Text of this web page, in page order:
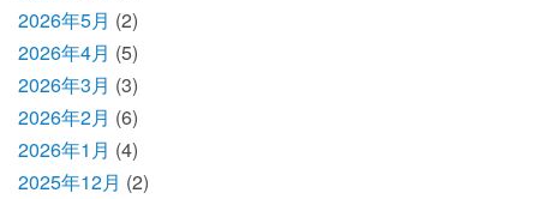
2026年5月 (2)
2026年4月 (5)
2026年3月 (3)
2026年2月 (6)
2026年1月 (4)
2025年12月 (2)